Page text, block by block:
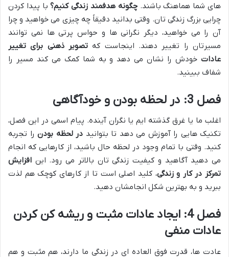
های شما هماهنگ باشند.چگونه هدفمند زندگی کنیم؟با پیدا کردن
چرایی بزرگ زندگی تان. وقتی بدانید دقیقاً چه چیزی می خواهید و چرا
آن را می خواهید، دیگر نگرانی ها و حواس پرتی ها نمی توانند
مسیرتان را تغییر دهند. اینجاست که تصویر ذهنی برای تغییر
عادات خودش را نشان می دهد و به شما کمک می کند مسیر را
شفاف ببینید.
فصل 3: در لحظه بودن و خودآگاهی
اغلب ما یا غرق گذشته ایم یا نگران آینده. پیام اسمی در این فصل،
تکنیک هایی را آموزش می دهد تا بتوانید در لحظه بودن را تجربه
کنید. وقتی با تمام وجود در لحظه حال باشید، از کارهایی که انجام
می دهید آگاهید و کیفیت زندگی تان بالاتر می رود. این افزایش
تمرکز در کار و زندگی، کلید اصلی است تا از کارهای کوچک هم لذت
ببرید و به بهترین شکل انجامشان دهید.
فصل 4: ایجاد عادات مثبت و ریشه کن کردن
عادات منفی
عادت ها، قدرت فوق العاده ای در زندگی ما دارند، هم مثبت و هم